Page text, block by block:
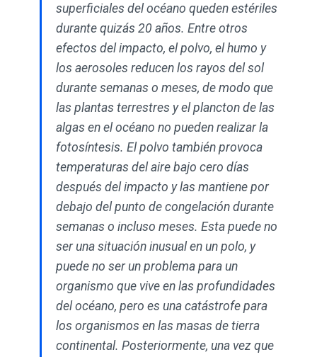
superficiales del océano queden estériles
durante quizás 20 años. Entre otros
efectos del impacto, el polvo, el humo y
los aerosoles reducen los rayos del sol
durante semanas o meses, de modo que
las plantas terrestres y el plancton de las
algas en el océano no pueden realizar la
fotosíntesis. El polvo también provoca
temperaturas del aire bajo cero días
después del impacto y las mantiene por
debajo del punto de congelación durante
semanas o incluso meses. Esta puede no
ser una situación inusual en un polo, y
puede no ser un problema para un
organismo que vive en las profundidades
del océano, pero es una catástrofe para
los organismos en las masas de tierra
continental. Posteriormente, una vez que